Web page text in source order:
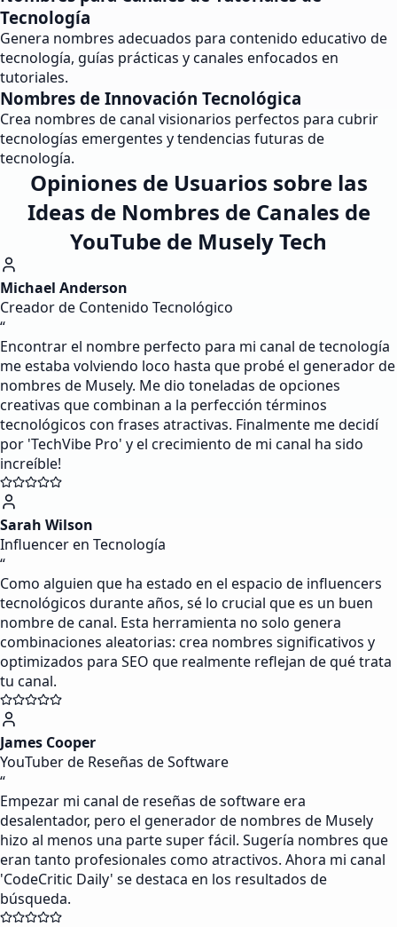
Tecnología
Genera nombres adecuados para contenido educativo de
tecnología, guías prácticas y canales enfocados en
tutoriales.
Nombres de Innovación Tecnológica
Crea nombres de canal visionarios perfectos para cubrir
tecnologías emergentes y tendencias futuras de
tecnología.
Opiniones de Usuarios sobre las
Ideas de Nombres de Canales de
YouTube de Musely Tech
Michael Anderson
Creador de Contenido Tecnológico
“
Encontrar el nombre perfecto para mi canal de tecnología
me estaba volviendo loco hasta que probé el generador de
nombres de Musely. Me dio toneladas de opciones
creativas que combinan a la perfección términos
tecnológicos con frases atractivas. Finalmente me decidí
por 'TechVibe Pro' y el crecimiento de mi canal ha sido
increíble!
Sarah Wilson
Influencer en Tecnología
“
Como alguien que ha estado en el espacio de influencers
tecnológicos durante años, sé lo crucial que es un buen
nombre de canal. Esta herramienta no solo genera
combinaciones aleatorias: crea nombres significativos y
optimizados para SEO que realmente reflejan de qué trata
tu canal.
James Cooper
YouTuber de Reseñas de Software
“
Empezar mi canal de reseñas de software era
desalentador, pero el generador de nombres de Musely
hizo al menos una parte super fácil. Sugería nombres que
eran tanto profesionales como atractivos. Ahora mi canal
'CodeCritic Daily' se destaca en los resultados de
búsqueda.